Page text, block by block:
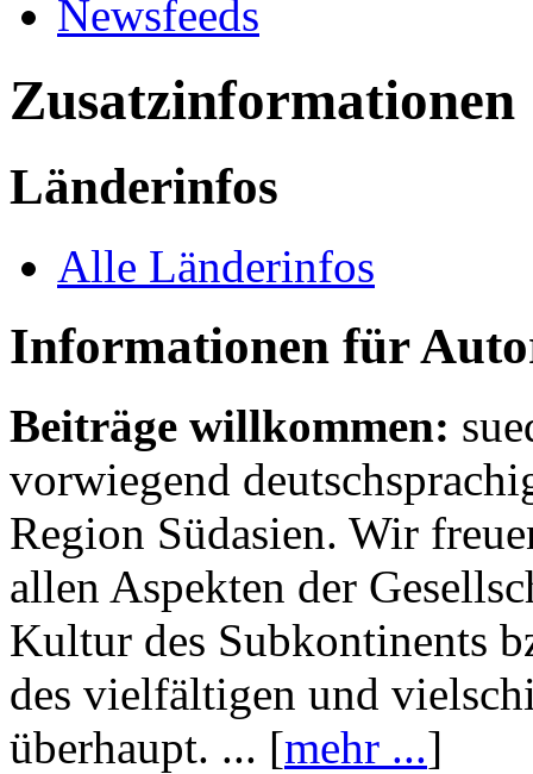
Newsfeeds
Zusatzinformationen
Länderinfos
Alle Länderinfos
Informationen für
Beiträge willkommen:
vorwiegend
Region Südasien. Wir
allen Aspekten der
Kultur des Subkontinents
des vielfältigen und
überhaupt. ... [mehr ...]